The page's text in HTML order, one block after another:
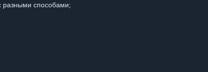
разными способами;